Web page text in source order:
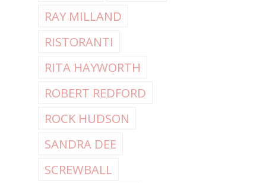
RAY MILLAND
RISTORANTI
RITA HAYWORTH
ROBERT REDFORD
ROCK HUDSON
SANDRA DEE
SCREWBALL